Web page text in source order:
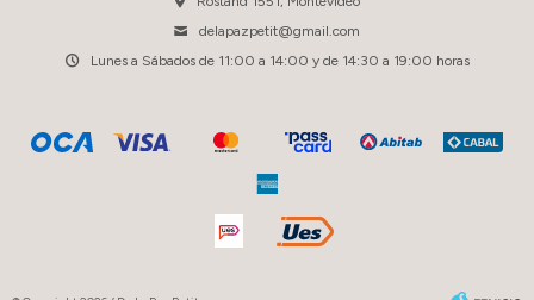
delapazpetit@gmail.com
Lunes a Sábados de 11:00 a 14:00 y de 14:30 a 19:00 horas